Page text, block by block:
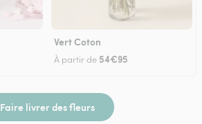
Vert Coton
À partir de 54€95
Faire livrer des fleurs